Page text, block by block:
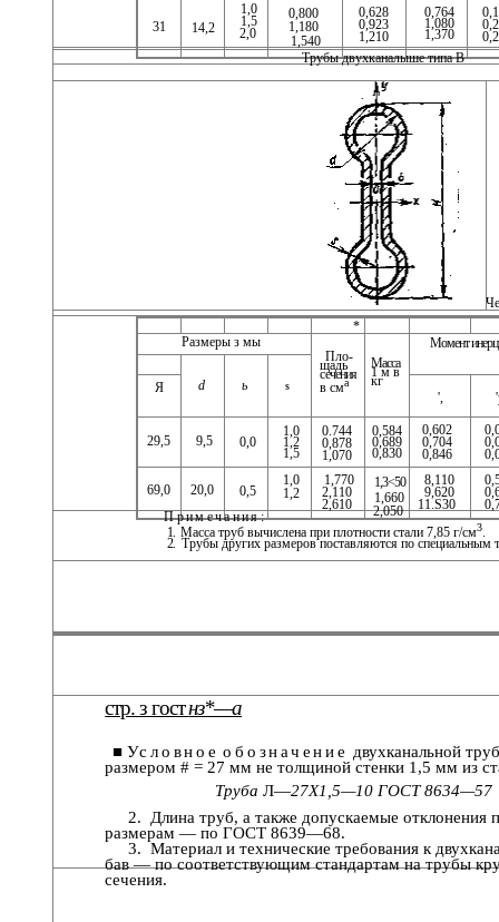
1,0
1,5
2,0
31 14,2
0,800
1,180
1,540
0,628
0,923
1,210
0,764
1,080
1,370
Трубы двухканалыше типа В
*
Размеры з мы
Пло­
щадь
сечения
в сма
Масса
1 м в
кг
Момент
d ь S
Я
',
29,5 9,5 0,0
1,0
1,2
1,5
0.744
0,878
1,070
0,584
0,689
0,830
0,602
0,704
0,846
69,0 20,0 0,5
1,0
1,2
1,770
2,110
2,610
1,3<50
1,660
2,050
8,110
9,620
11.S30
Примечания:
1.Масса труб вычислена при плотности стали 7,85 г/см3.
2. Трубы других размеров поставляются по специальным
стр. з гостнз*—а
■ Условное обозначение двухканальной
размером # = 27 мм не толщиной стенки 1,5 мм из
Труба Л—27X1,5—10 ГОСТ 8634—57
2. Длина труб, а также допускаемые отклонения
размерам — по ГОСТ 8639—68.
3. Материал и технические требования к
бав — по соответствующим стандартам на трубы
сечения.